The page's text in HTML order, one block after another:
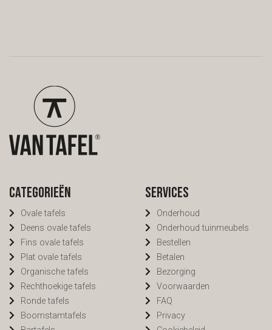
Categorieën
Ovale tafels
Deens ovale tafels
Fins ovale tafels
Plat ovale tafels
Organische tafels
Rechthoekige tafels
Ronde tafels
Boomstamtafels
Services
Onderhoud
Onderhoud tuinmeubels
Bestellen
Betalen
Bezorging
Voorwaarden
FAQ
Privacy